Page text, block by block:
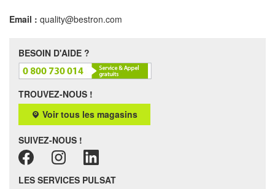
Email : quality@bestron.com
BESOIN D'AIDE ?
TROUVEZ-NOUS !
Voir tous les magasins
SUIVEZ-NOUS !
LES SERVICES PULSAT